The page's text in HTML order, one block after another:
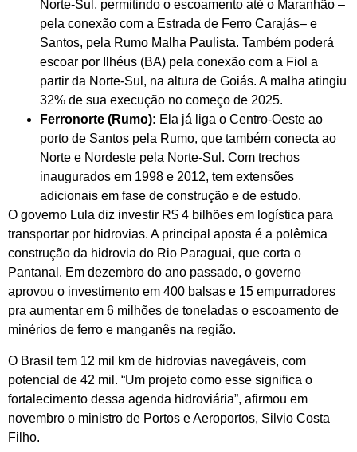
Norte-Sul, permitindo o escoamento até o Maranhão –
pela conexão com a Estrada de Ferro Carajás– e
Santos, pela Rumo Malha Paulista. Também poderá
escoar por Ilhéus (BA) pela conexão com a Fiol a
partir da Norte-Sul, na altura de Goiás. A malha atingiu
32% de sua execução no começo de 2025.
Ferronorte (Rumo): Ela já liga o Centro-Oeste ao
porto de Santos pela Rumo, que também conecta ao
Norte e Nordeste pela Norte-Sul. Com trechos
inaugurados em 1998 e 2012, tem extensões
adicionais em fase de construção e de estudo.
O governo Lula diz investir R$ 4 bilhões em logística para
transportar por hidrovias. A principal aposta é a polêmica
construção da hidrovia do Rio Paraguai, que corta o
Pantanal. Em dezembro do ano passado, o governo
aprovou o investimento em 400 balsas e 15 empurradores
pra aumentar em 6 milhões de toneladas o escoamento de
minérios de ferro e manganês na região.
O Brasil tem 12 mil km de hidrovias navegáveis, com
potencial de 42 mil. “Um projeto como esse significa o
fortalecimento dessa agenda hidroviária”, afirmou em
novembro o ministro de Portos e Aeroportos, Silvio Costa
Filho.